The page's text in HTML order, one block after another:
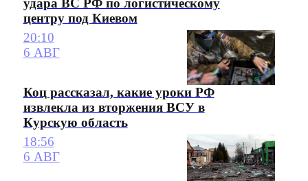
центру под Киевом
20:10
6 АВГ
Коц рассказал, какие уроки РФ
извлекла из вторжения ВСУ в
Курскую область
18:56
6 АВГ